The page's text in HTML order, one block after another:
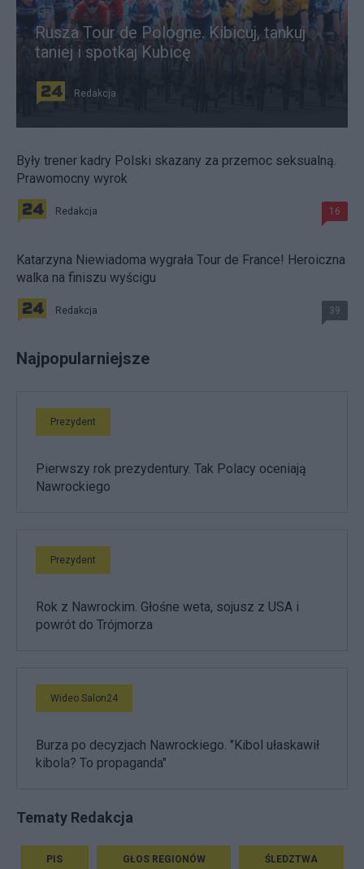
Rusza Tour de Pologne. Kibicuj, tankuj
taniej i spotkaj Kubicę
Redakcja
Były trener kadry Polski skazany za przemoc seksualną.
Prawomocny wyrok
Redakcja 16
Katarzyna Niewiadoma wygrała Tour de France! Heroiczna
walka na finiszu wyścigu
Redakcja 39
Najpopularniejsze
Prezydent
Pierwszy rok prezydentury. Tak Polacy oceniają
Nawrockiego
Prezydent
Rok z Nawrockim. Głośne weta, sojusz z USA i
powrót do Trójmorza
Wideo Salon24
Burza po decyzjach Nawrockiego. "Kibol ułaskawił
kibola? To propaganda"
Tematy Redakcja
PIS GŁOS REGIONÓW ŚLEDZTWA